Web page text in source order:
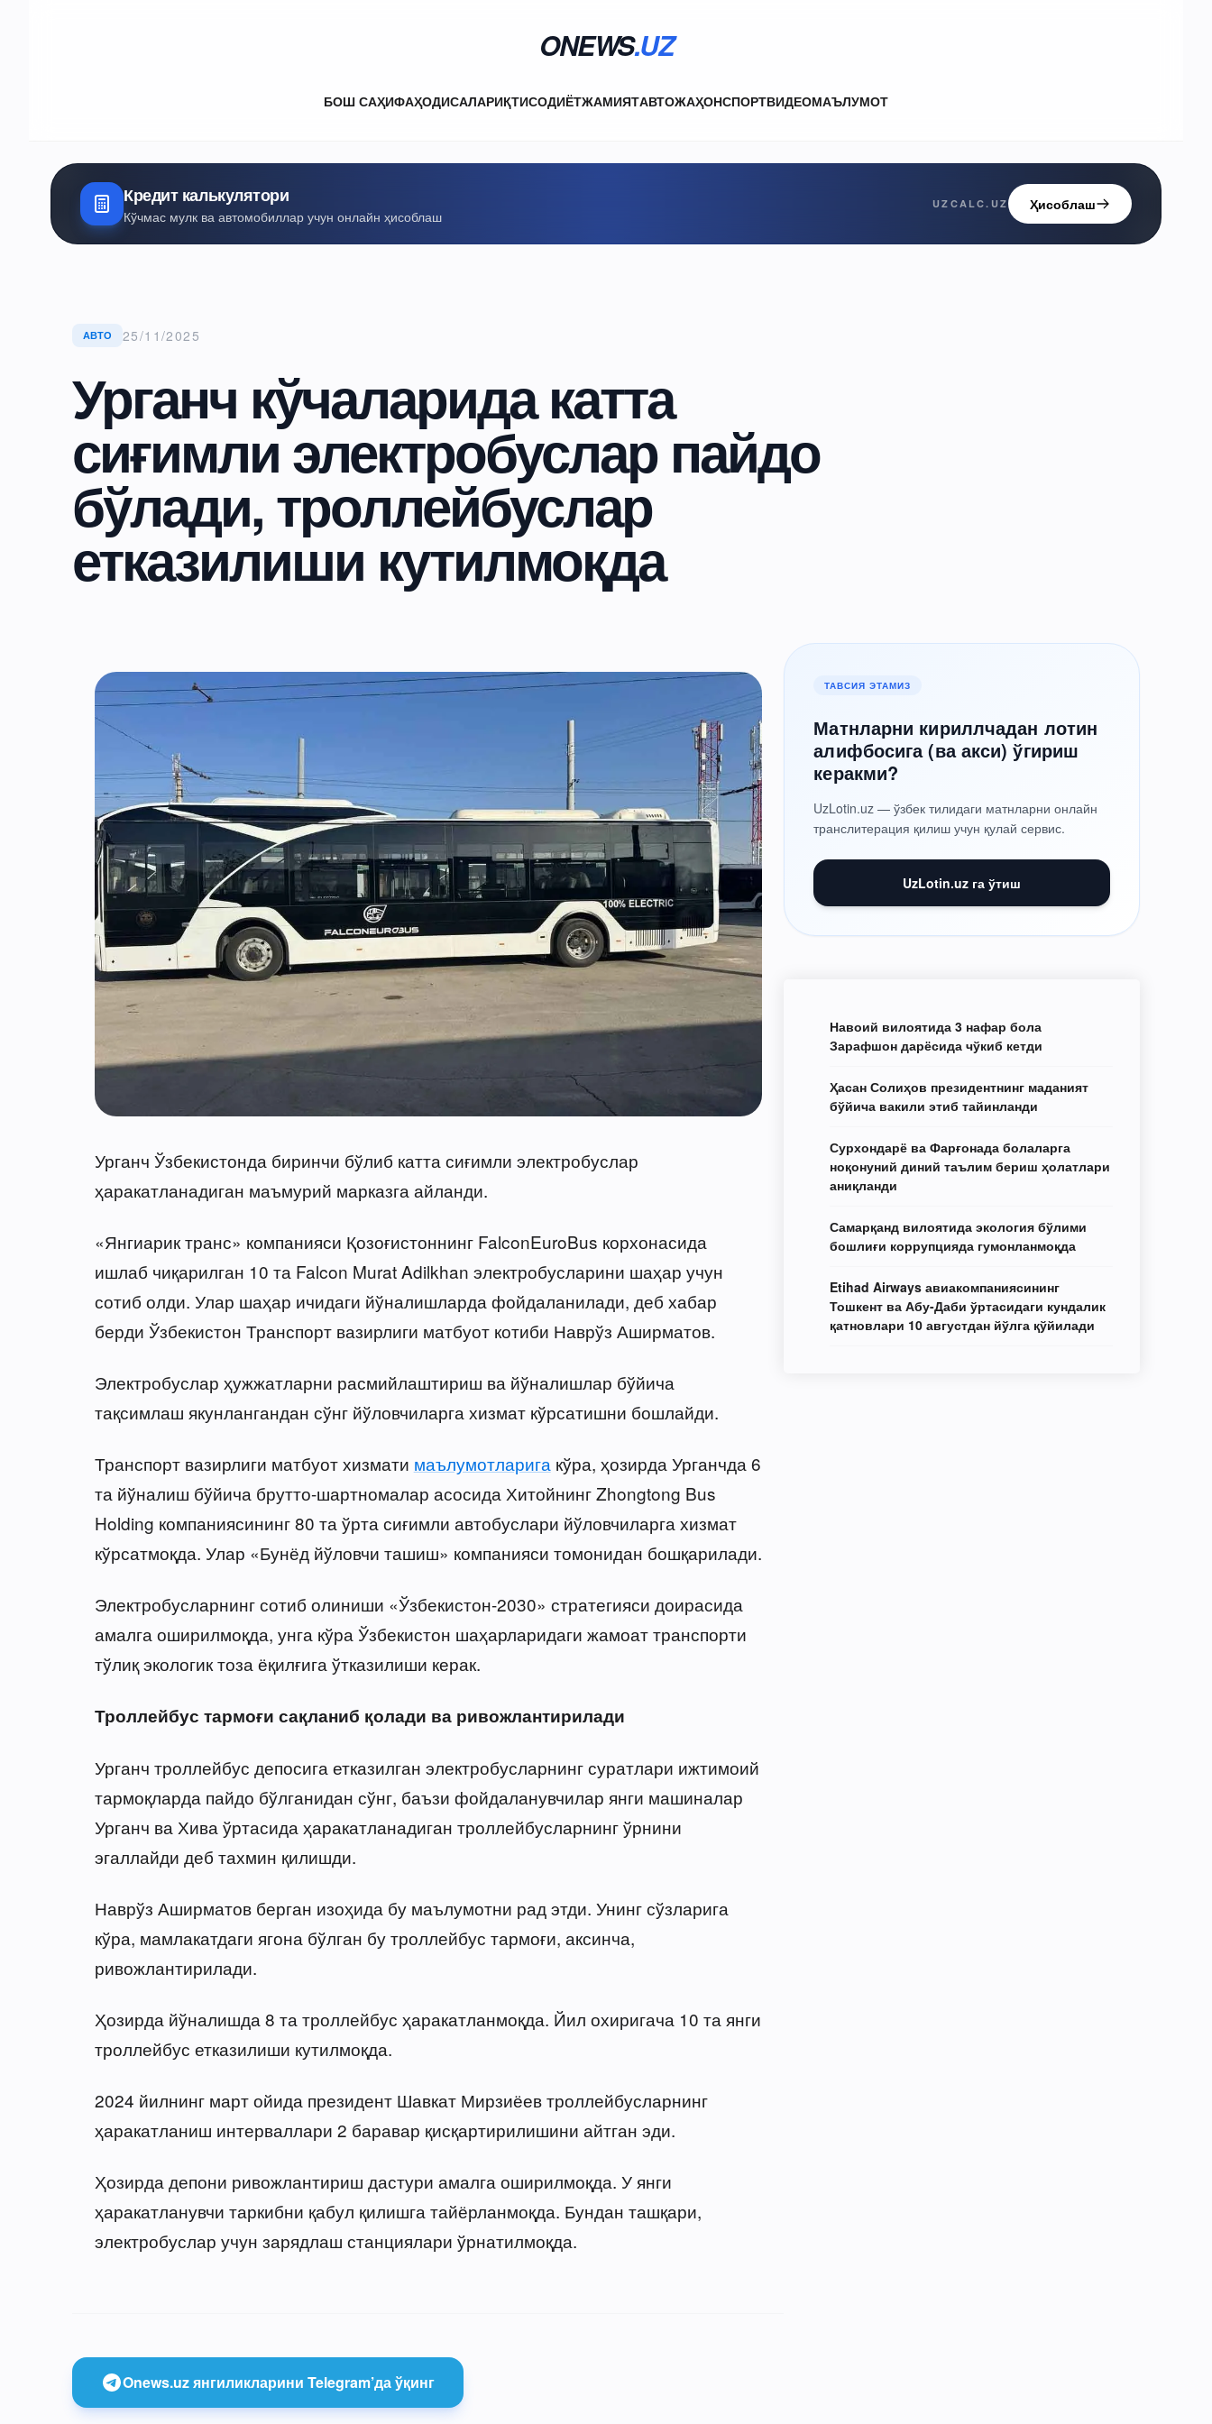
ONEWS.UZ
БОШ САҲИФАҲОДИСАЛАРИҚТИСОДИЁТЖАМИЯТАВТОЖАҲОНСПОРТВИДЕОМАЪЛУМОТ
Кредит калькулятори
Кўчмас мулк ва автомобиллар учун онлайн ҳисоблаш
UZCALC.UZ Ҳисоблаш
АВТО 25/11/2025
Урганч кўчаларида катта
сиғимли электробуслар пайдо
бўлади, троллейбуслар
етказилиши кутилмоқда
Урганч Ўзбекистонда биринчи бўлиб катта сиғимли электробуслар
ҳаракатланадиган маъмурий марказга айланди.
«Янгиарик транс» компанияси Қозоғистоннинг FalconEuroBus корхонасида
ишлаб чиқарилган 10 та Falcon Murat Adilkhan электробусларини шаҳар учун
сотиб олди. Улар шаҳар ичидаги йўналишларда фойдаланилади, деб хабар
берди Ўзбекистон Транспорт вазирлиги матбуот котиби Наврўз Аширматов.
Электробуслар ҳужжатларни расмийлаштириш ва йўналишлар бўйича
тақсимлаш якунлангандан сўнг йўловчиларга хизмат кўрсатишни бошлайди.
Транспорт вазирлиги матбуот хизмати маълумотларига кўра, ҳозирда Урганчда 6
та йўналиш бўйича брутто-шартномалар асосида Хитойнинг Zhongtong Bus
Holding компаниясининг 80 та ўрта сиғимли автобуслари йўловчиларга хизмат
кўрсатмоқда. Улар «Бунёд йўловчи ташиш» компанияси томонидан бошқарилади.
Электробусларнинг сотиб олиниши «Ўзбекистон-2030» стратегияси доирасида
амалга оширилмоқда, унга кўра Ўзбекистон шаҳарларидаги жамоат транспорти
тўлиқ экологик тоза ёқилғига ўтказилиши керак.
Троллейбус тармоғи сақланиб қолади ва ривожлантирилади
Урганч троллейбус депосига етказилган электробусларнинг суратлари ижтимоий
тармоқларда пайдо бўлганидан сўнг, баъзи фойдаланувчилар янги машиналар
Урганч ва Хива ўртасида ҳаракатланадиган троллейбусларнинг ўрнини
эгаллайди деб тахмин қилишди.
Наврўз Аширматов берган изоҳида бу маълумотни рад этди. Унинг сўзларига
кўра, мамлакатдаги ягона бўлган бу троллейбус тармоғи, аксинча,
ривожлантирилади.
Ҳозирда йўналишда 8 та троллейбус ҳаракатланмоқда. Йил охиригача 10 та янги
троллейбус етказилиши кутилмоқда.
2024 йилнинг март ойида президент Шавкат Мирзиёев троллейбусларнинг
ҳаракатланиш интерваллари 2 баравар қисқартирилишини айтган эди.
Ҳозирда депони ривожлантириш дастури амалга оширилмоқда. У янги
ҳаракатланувчи таркибни қабул қилишга тайёрланмоқда. Бундан ташқари,
электробуслар учун зарядлаш станциялари ўрнатилмоқда.
Onews.uz янгиликларини Telegram’да ўқинг
ТАВСИЯ ЭТАМИЗ
Матнларни кириллчадан лотин
алифбосига (ва акси) ўгириш
керакми?
UzLotin.uz — ўзбек тилидаги матнларни онлайн
транслитерация қилиш учун қулай сервис.
UzLotin.uz га ўтиш
Навоий вилоятида 3 нафар бола
Зарафшон дарёсида чўкиб кетди
Ҳасан Солиҳов президентнинг маданият
бўйича вакили этиб тайинланди
Сурхондарё ва Фарғонада болаларга
ноқонуний диний таълим бериш ҳолатлари
аниқланди
Самарқанд вилоятида экология бўлими
бошлиғи коррупцияда гумонланмоқда
Etihad Airways авиакомпаниясининг
Тошкент ва Абу-Даби ўртасидаги кундалик
қатновлари 10 августдан йўлга қўйилади